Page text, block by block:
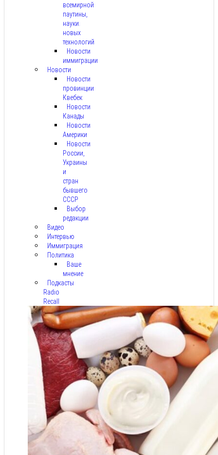
всемирной
паутины,
науки.
новых
технологий
Новости
иммиграции
Новости
Новости
провинции
Квебек
Новости
Канады
Новости
Америки
Новости
России,
Украины
и
стран
бывшего
СССР
Выбор
редакции
Видео
Интервью
Иммиграция
Политика
Ваше
мнение
Подкасты
Radio
Recall